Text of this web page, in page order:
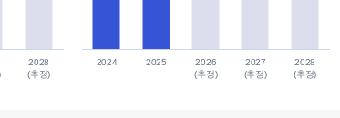
2028
(추정)
2024 2025
2026
(추정)
2027
(추정)
2028
(추정)